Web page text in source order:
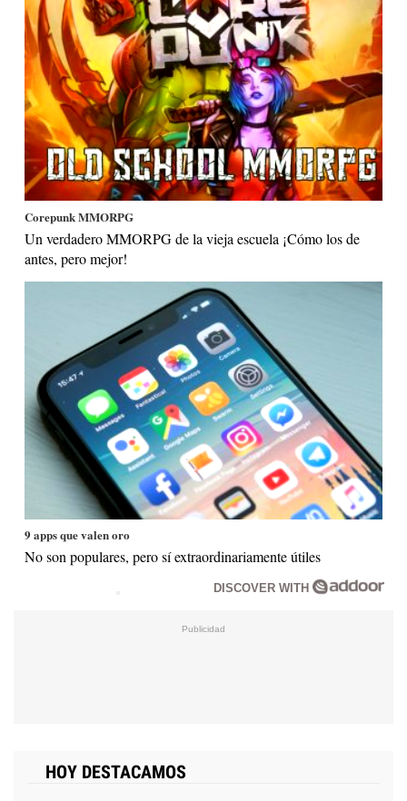
Corepunk MMORPG
Un verdadero MMORPG de la vieja escuela ¡Cómo los de
antes, pero mejor!
9 apps que valen oro
No son populares, pero sí extraordinariamente útiles
DISCOVER WITH
HOY DESTACAMOS